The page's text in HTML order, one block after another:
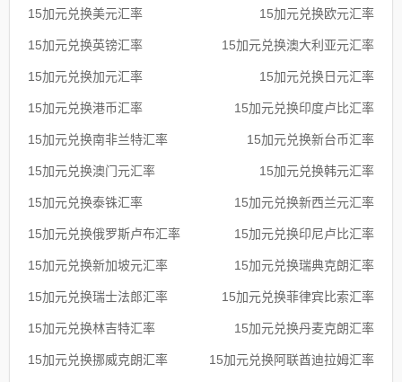
15加元兑换美元汇率 15加元兑换欧元汇率
15加元兑换英镑汇率 15加元兑换澳大利亚元汇率
15加元兑换加元汇率 15加元兑换日元汇率
15加元兑换港币汇率 15加元兑换印度卢比汇率
15加元兑换南非兰特汇率 15加元兑换新台币汇率
15加元兑换澳门元汇率 15加元兑换韩元汇率
15加元兑换泰铢汇率 15加元兑换新西兰元汇率
15加元兑换俄罗斯卢布汇率 15加元兑换印尼卢比汇率
15加元兑换新加坡元汇率 15加元兑换瑞典克朗汇率
15加元兑换瑞士法郎汇率 15加元兑换菲律宾比索汇率
15加元兑换林吉特汇率 15加元兑换丹麦克朗汇率
15加元兑换挪威克朗汇率 15加元兑换阿联酋迪拉姆汇率